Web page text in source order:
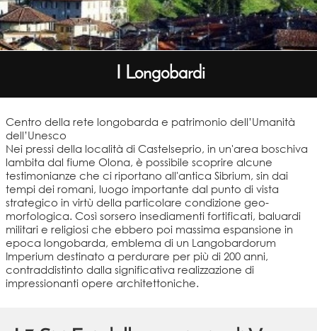
I Longobardi
Centro della rete longobarda e patrimonio dell’Umanità
dell’Unesco
Nei pressi della località di Castelseprio, in un'area boschiva
lambita dal fiume Olona, è possibile scoprire alcune
testimonianze che ci riportano all'antica Sibrium, sin dai
tempi dei romani, luogo importante dal punto di vista
strategico in virtù della particolare condizione geo-
morfologica. Così sorsero insediamenti fortificati, baluardi
militari e religiosi che ebbero poi massima espansione in
epoca longobarda, emblema di un Langobardorum
Imperium destinato a perdurare per più di 200 anni,
contraddistinto dalla significativa realizzazione di
impressionanti opere architettoniche.